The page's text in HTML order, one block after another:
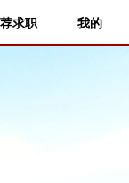
求职 我的